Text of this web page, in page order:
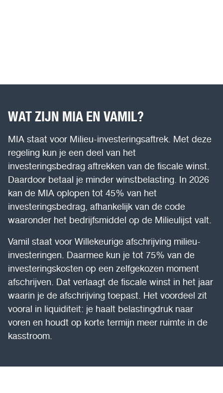
WAT ZIJN MIA EN VAMIL?
MIA staat voor Milieu-investeringsaftrek. Met deze
regeling kun je een deel van het
investeringsbedrag aftrekken van de fiscale winst.
Daardoor betaal je minder winstbelasting. In 2026
kan de MIA oplopen tot 45% van het
investeringsbedrag, afhankelijk van de code
waaronder het bedrijfsmiddel op de Milieulijst valt.
Vamil staat voor Willekeurige afschrijving milieu-
investeringen. Daarmee kun je tot 75% van de
investeringskosten op een zelfgekozen moment
afschrijven. Dat verlaagt de fiscale winst in het jaar
waarin je de afschrijving toepast. Het voordeel zit
vooral in liquiditeit: je haalt belastingdruk naar
voren en houdt op korte termijn meer ruimte in de
kasstroom.